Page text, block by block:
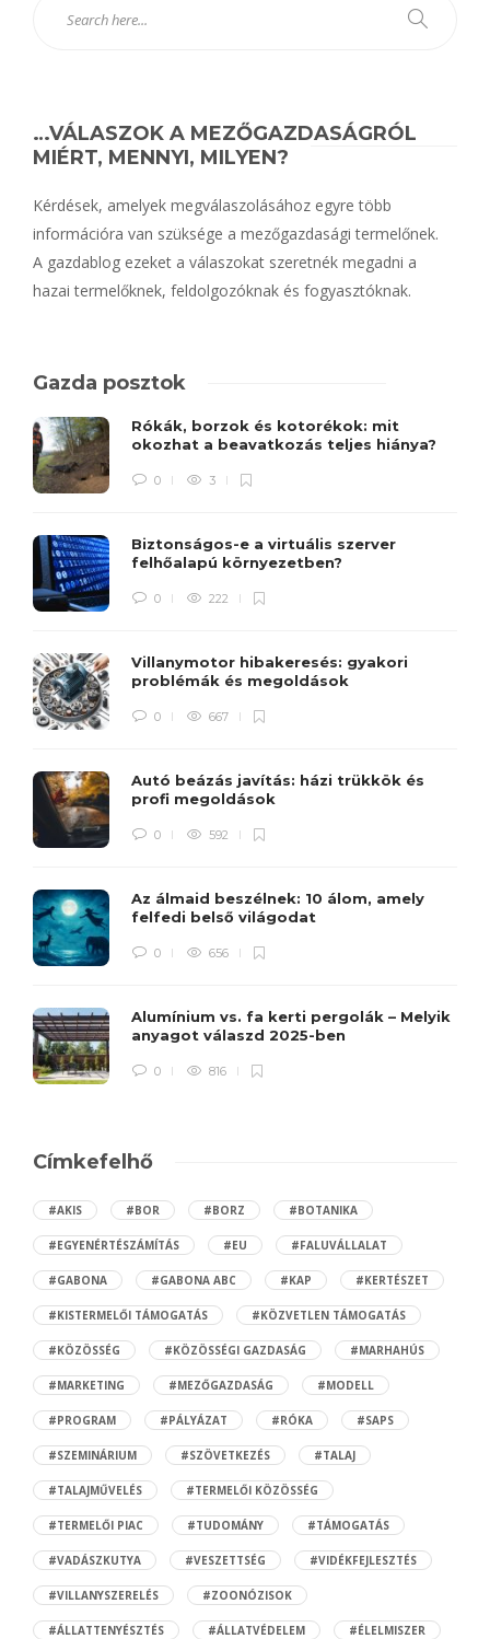
…VÁLASZOK A MEZŐGAZDASÁGRÓL
MIÉRT, MENNYI, MILYEN?
Kérdések, amelyek megválaszolásához egyre több
információra van szüksége a mezőgazdasági termelőnek.
A gazdablog ezeket a válaszokat szeretnék megadni a
hazai termelőknek, feldolgozóknak és fogyasztóknak.
Gazda posztok
Rókák, borzok és kotorékok: mit
okozhat a beavatkozás teljes hiánya?
0 3
Biztonságos-e a virtuális szerver
felhőalapú környezetben?
0 222
Villanymotor hibakeresés: gyakori
problémák és megoldások
0 667
Autó beázás javítás: házi trükkök és
profi megoldások
0 592
Az álmaid beszélnek: 10 álom, amely
felfedi belső világodat
0 656
Alumínium vs. fa kerti pergolák – Melyik
anyagot válaszd 2025-ben
0 816
Címkefelhő
#AKIS #BOR #BORZ #BOTANIKA
#EGYENÉRTÉSZÁMÍTÁS #EU #FALUVÁLLALAT
#GABONA #GABONA ABC #KAP #KERTÉSZET
#KISTERMELŐI TÁMOGATÁS #KÖZVETLEN TÁMOGATÁS
#KÖZÖSSÉG #KÖZÖSSÉGI GAZDASÁG #MARHAHÚS
#MARKETING #MEZŐGAZDASÁG #MODELL
#PROGRAM #PÁLYÁZAT #RÓKA #SAPS
#SZEMINÁRIUM #SZÖVETKEZÉS #TALAJ
#TALAJMŰVELÉS #TERMELŐI KÖZÖSSÉG
#TERMELŐI PIAC #TUDOMÁNY #TÁMOGATÁS
#VADÁSZKUTYA #VESZETTSÉG #VIDÉKFEJLESZTÉS
#VILLANYSZERELÉS #ZOONÓZISOK
#ÁLLATTENYÉSZTÉS #ÁLLATVÉDELEM #ÉLELMISZER